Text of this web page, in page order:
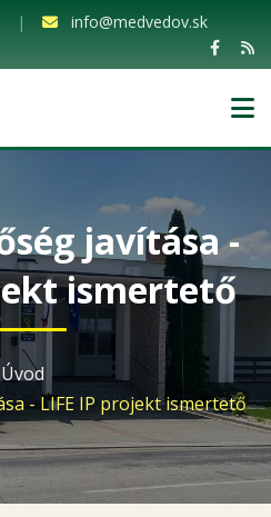
| info@medvedov.sk
javítása -
ismertető
Úvod
- LIFE IP projekt ismertető